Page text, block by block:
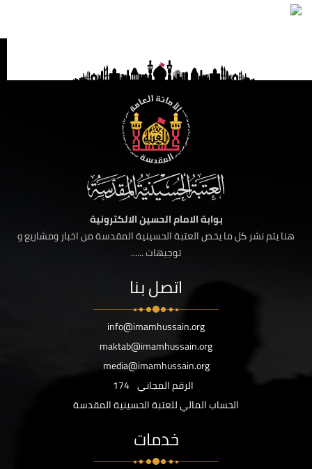
بوابة الامام الحسين الالكترونية
هنا يتم نشر كل ما يخص العتبة الحسينية المقدسة من اخبار ومشاريع و
توجيهات ......
اتصل بنا
info@imamhussain.org
maktab@imamhussain.org
media@imamhussain.org
الرقم المجاني 174
الحساب المالي للعتبة الحسينية المقدسة
خدمات